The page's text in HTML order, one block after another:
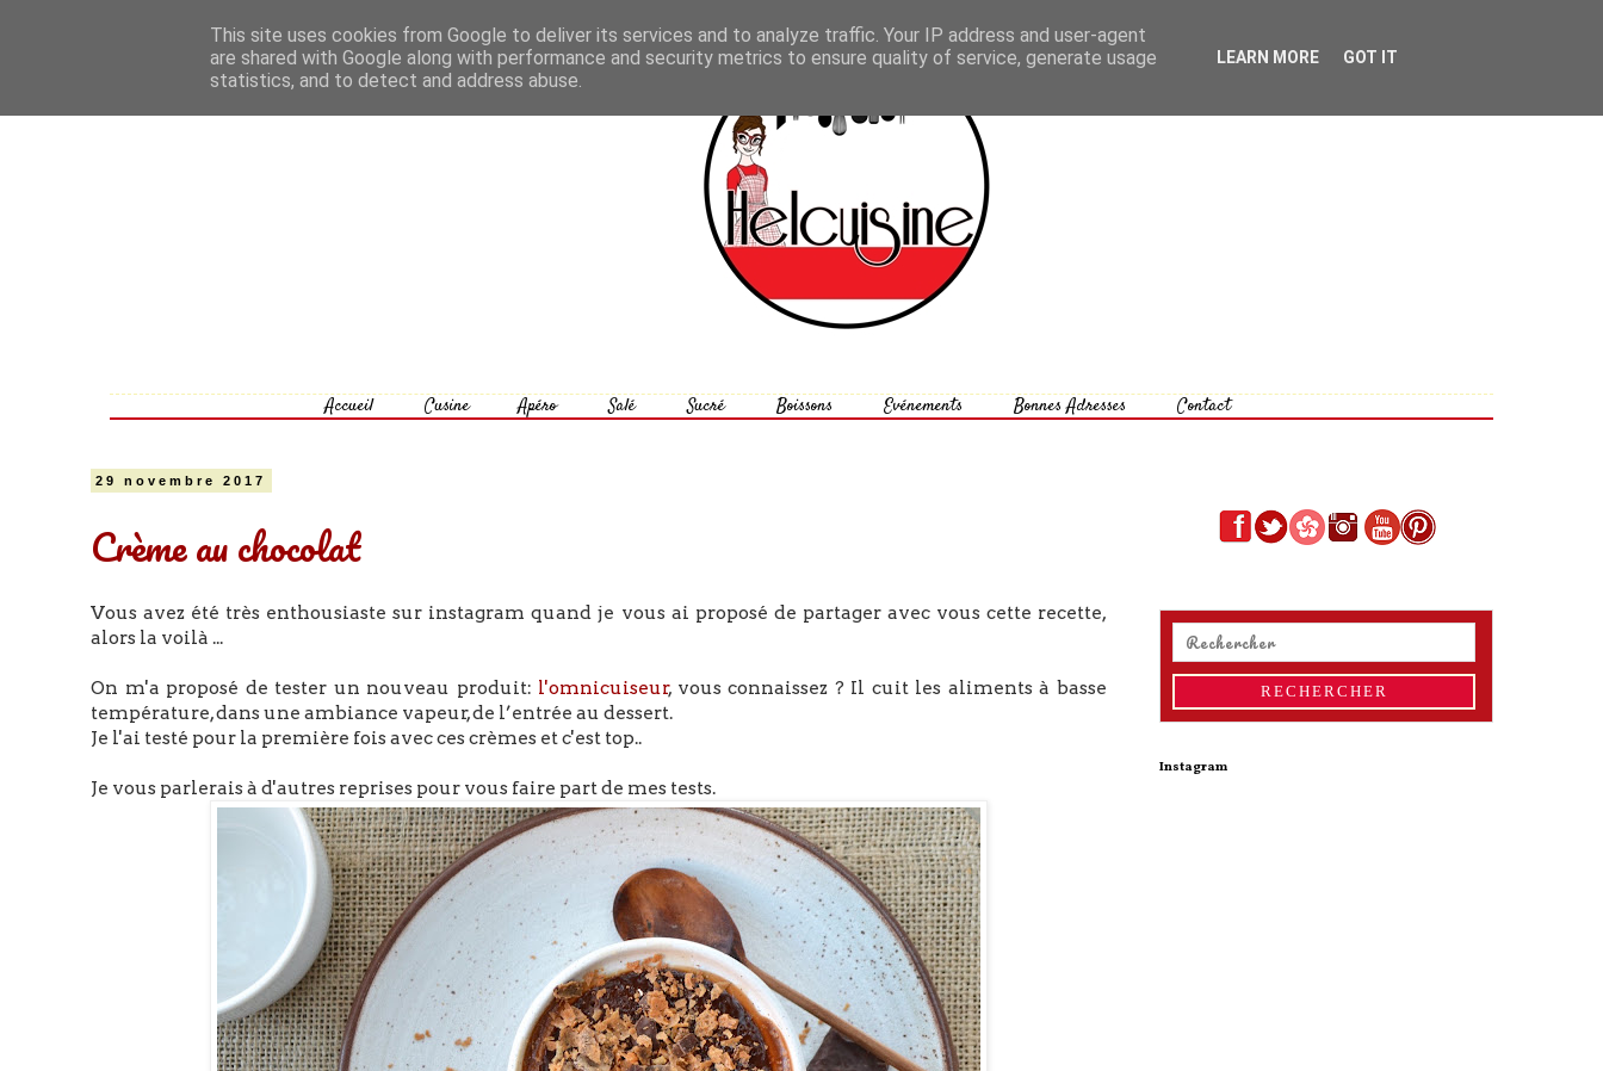
Accueil Cusine Apéro Salé Sucré Boissons Evénements Bonnes Adresses Contact
29 novembre 2017
Crème au chocolat
Vous avez été très enthousiaste sur instagram quand je vous ai proposé de partager avec vous cette recette,
alors la voilà ...
On m'a proposé de tester un nouveau produit: l'omnicuiseur, vous connaissez ? Il cuit les aliments à basse
température, dans une ambiance vapeur, de l’entrée au dessert.
Je l'ai testé pour la première fois avec ces crèmes et c'est top..
Je vous parlerais à d'autres reprises pour vous faire part de mes tests.
Instagram
This site uses cookies from Google to deliver its services and to analyze traffic. Your IP address and user-agent
are shared with Google along with performance and security metrics to ensure quality of service, generate usage
statistics, and to detect and address abuse.
LEARN MORE GOT IT